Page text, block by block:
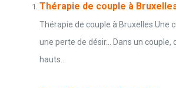
Thérapie de couple à
Thérapie de couple à Bruxelles Une
une perte de désir… Dans un couple,
hauts...